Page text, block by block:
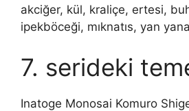
akciğer, kül, kraliçe, ertesi,
ipekböceği, mıknatıs, yan yana
7. serideki
Inatoge Monosai Komuro